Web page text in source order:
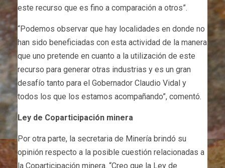
este recurso que es fino a comparación a otros”.
“Podemos observar que hay localidades en donde no
han sido beneficiadas con esta actividad de la manera
que uno pretende en cuanto a la utilización de este
recurso para generar otras industrias y es un gran
desafío tanto para el Gobernador Claudio Vidal y
todos los que los estamos acompañando”, comentó.
Ley de Coparticipación minera
Por otra parte, la secretaria de Minería brindó su
opinión respecto a la posible cuestión relacionadas a
la Coparticipación minera. “Creo que la Ley de